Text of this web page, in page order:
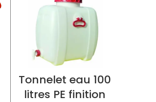
Tonnelet eau 100
litres PE finition